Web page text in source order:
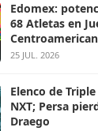
Edomex:
68 Atletas en
25 JUL. 2026
Elenco de
NXT; Persa pierde máscara ante
Draego